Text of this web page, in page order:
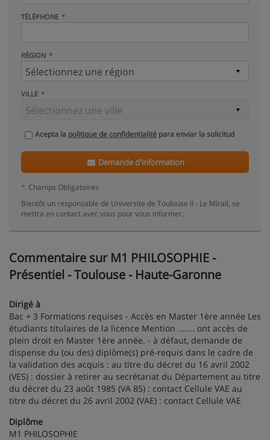
TÉLÉPHONE
RÉGION
VILLE
Acepta la politique de confidentialité para enviar la solicitud
Demande d'information
* Champs Obligatoires
Bientôt un responsable de Universite de Toulouse II - Le Mirail, se
mettra en contact avec vous pour vous informer.
Commentaire sur M1 PHILOSOPHIE -
Présentiel - Toulouse - Haute-Garonne
Dirigé à
Bac + 3 Formations requises - Accès en Master 1ère année Les
étudiants titulaires de la licence Mention ....... ont accès de
plein droit en Master 1ère année. - à défaut, demande de
dispense du (ou des) diplôme(s) pré-requis dans le cadre de
la validation des acquis : au titre du décret du 16 avril 2002
(VES) : dossier à retirer au secrétariat du Département au titre
du décret du 23 août 1985 (VA 85) : contact Cellule VAE au
titre du décret du 26 avril 2002 (VAE) : contact Cellule VAE
Diplôme
M1 PHILOSOPHIE